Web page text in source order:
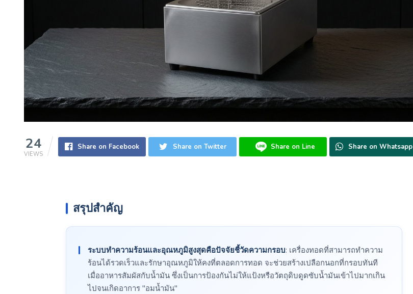
24
VIEWS
Share on Facebook Share on Twitter Share on Line Share on Whatsapp
สรุปสำคัญ
ระบบทำความร้อนและอุณหภูมิสูงสุดคือปัจจัยชี้วัดความกรอบ: เครื่องทอดที่สามารถทำความ
ร้อนได้รวดเร็วและรักษาอุณหภูมิให้คงที่ตลอดการทอด จะช่วยสร้างเปลือกนอกที่กรอบทันที
เมื่ออาหารสัมผัสกับน้ำมัน ซึ่งเป็นการป้องกันไม่ให้แป้งหรือวัตถุดิบดูดซับน้ำมันเข้าไปมากเกิน
ไปจนเกิดอาการ "อมน้ำมัน"